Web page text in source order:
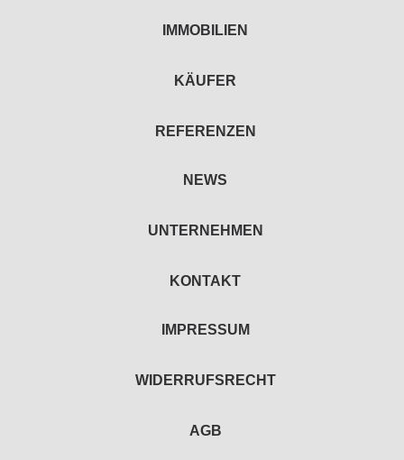
IMMOBILIEN
KÄUFER
REFERENZEN
NEWS
UNTERNEHMEN
KONTAKT
IMPRESSUM
WIDERRUFSRECHT
AGB